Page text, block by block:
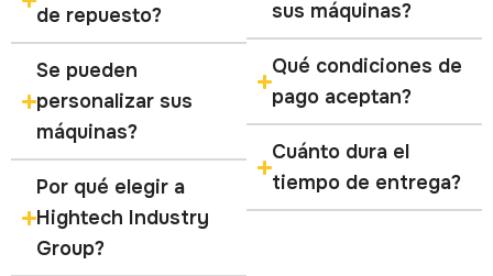
de repuesto?
Se pueden
personalizar sus
máquinas?
Por qué elegir a
Hightech Industry
Group?
sus máquinas?
Qué condiciones de
pago aceptan?
Cuánto dura el
tiempo de entrega?